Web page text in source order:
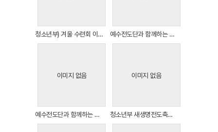
청소년부) 겨울 수련회 이모저모 예수전도단과 함께하는 찬양집회 2
이미지 없음
예수전도단과 함께하는 찬양집회 1
이미지 없음
청소년부 새생명전도축제 10월 29일 이모저모 (13명전도)